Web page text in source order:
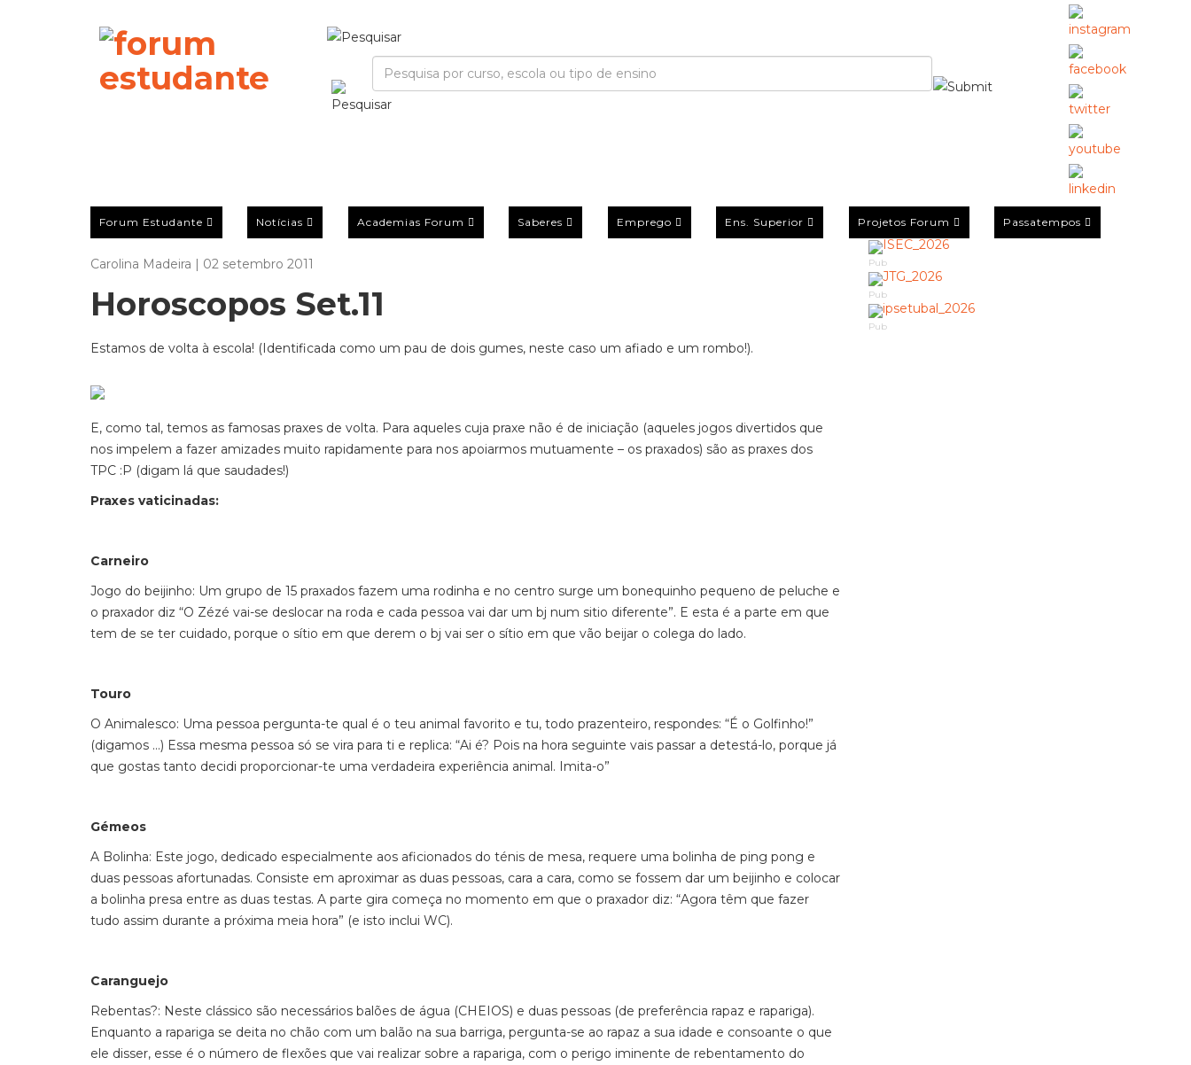
Forum Estudante Notícias Academias Forum Saberes Emprego Ens. Superior Projetos Forum Passatempos
Carolina Madeira | 02 setembro 2011
Horoscopos Set.11
Estamos de volta à escola! (Identificada como um pau de dois gumes, neste caso um afiado e um rombo!).
E, como tal, temos as famosas praxes de volta. Para aqueles cuja praxe não é de iniciação (aqueles jogos divertidos que
nos impelem a fazer amizades muito rapidamente para nos apoiarmos mutuamente – os praxados) são as praxes dos
TPC :P (digam lá que saudades!)
Praxes vaticinadas:
Carneiro
Jogo do beijinho: Um grupo de 15 praxados fazem uma rodinha e no centro surge um bonequinho pequeno de peluche e
o praxador diz “O Zézé vai-se deslocar na roda e cada pessoa vai dar um bj num sitio diferente”. E esta é a parte em que
tem de se ter cuidado, porque o sítio em que derem o bj vai ser o sítio em que vão beijar o colega do lado.
Touro
O Animalesco: Uma pessoa pergunta-te qual é o teu animal favorito e tu, todo prazenteiro, respondes: “É o Golfinho!”
(digamos …) Essa mesma pessoa só se vira para ti e replica: “Ai é? Pois na hora seguinte vais passar a detestá-lo, porque já
que gostas tanto decidi proporcionar-te uma verdadeira experiência animal. Imita-o”
Gémeos
A Bolinha: Este jogo, dedicado especialmente aos aficionados do ténis de mesa, requere uma bolinha de ping pong e
duas pessoas afortunadas. Consiste em aproximar as duas pessoas, cara a cara, como se fossem dar um beijinho e colocar
a bolinha presa entre as duas testas. A parte gira começa no momento em que o praxador diz: “Agora têm que fazer
tudo assim durante a próxima meia hora” (e isto inclui WC).
Caranguejo
Rebentas?: Neste clássico são necessários balões de água (CHEIOS) e duas pessoas (de preferência rapaz e rapariga).
Enquanto a rapariga se deita no chão com um balão na sua barriga, pergunta-se ao rapaz a sua idade e consoante o que
ele disser, esse é o número de flexões que vai realizar sobre a rapariga, com o perigo iminente de rebentamento do
Pub
Pub
Pub